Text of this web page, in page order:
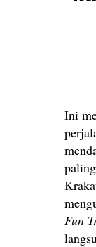
Ini
Fun